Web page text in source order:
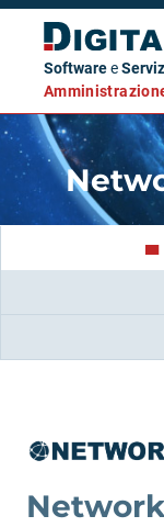
Softwaree